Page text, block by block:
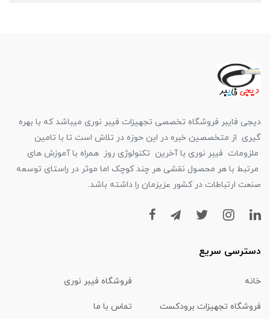
دیجی فایبر فروشگاه تخصصی تجهیزات فیبر نوری میباشد که با بهره
گیری از متخصصین خبره در این حوزه در تلاش است تا با تامین
ملزومات فیبر نوری با آخرین تکنولوژی روز همراه با آموزش های
مرتبط با هر محصول نقشی هر چند کوچک اما موثر در راستای توسعه
صنعت ارتباطات در کشور عزیزمان را داشته باشد.
دسترسی سریع
خانه فروشگاه فیبر نوری
فروشگاه تجهیزات برودکست تماس با ما